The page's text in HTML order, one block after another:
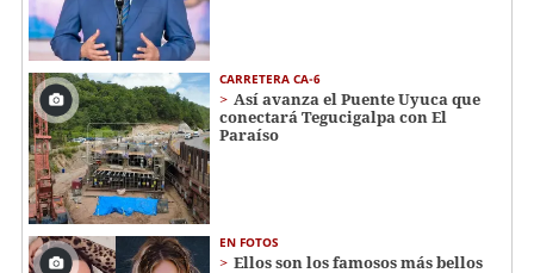
CARRETERA CA-6
Así avanza el Puente Uyuca que
conectará Tegucigalpa con El
Paraíso
EN FOTOS
Ellos son los famosos más bellos